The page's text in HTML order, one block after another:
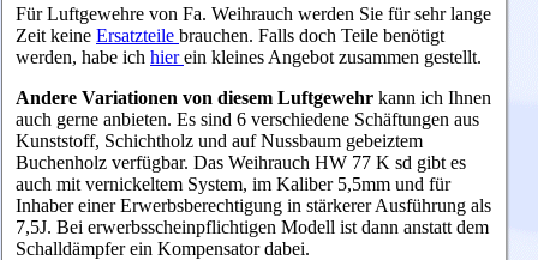
Für Luftgewehre von Fa. Weihrauch werden Sie für sehr lange
Zeit keine Ersatzteile brauchen. Falls doch Teile benötigt
werden, habe ich hierein kleines Angebot zusammen gestellt.
Andere Variationen von diesem Luftgewehr kann ich Ihnen
auch gerne anbieten. Es sind 6 verschiedene Schäftungen aus
Kunststoff, Schichtholz und auf Nussbaum gebeiztem
Buchenholz verfügbar. Das Weihrauch HW 77 K sd gibt es
auch mit vernickeltem System, im Kaliber 5,5mm und für
Inhaber einer Erwerbsberechtigung in stärkerer Ausführung als
7,5J. Bei erwerbsscheinpflichtigen Modell ist dann anstatt dem
Schalldämpfer ein Kompensator dabei.